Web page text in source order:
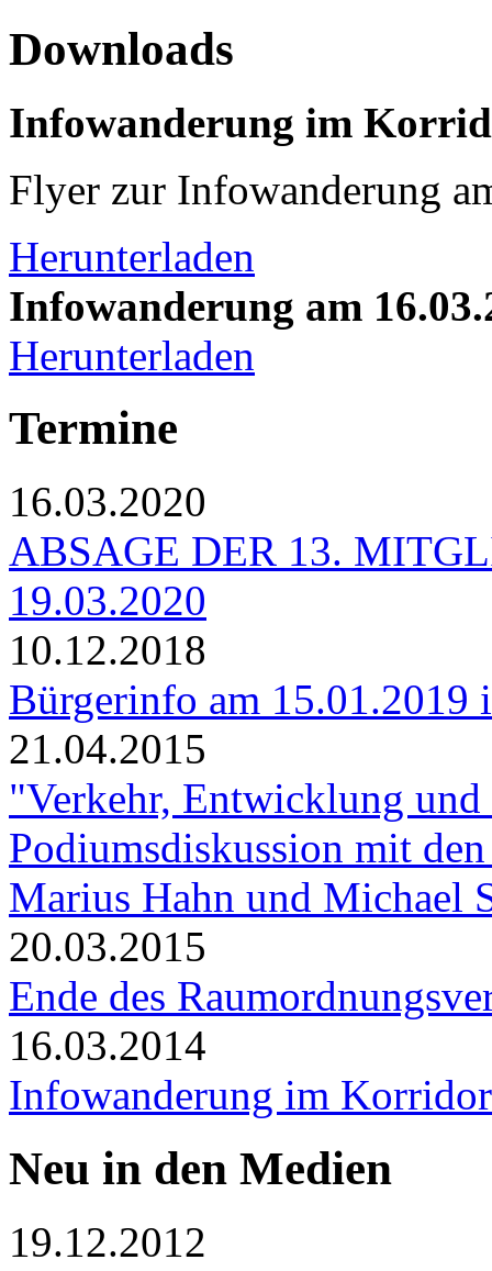
Downloads
Infowanderung im
Flyer zur Infowanderung
Herunterladen
Infowanderung am
Herunterladen
Termine
16.03.2020
ABSAGE DER 13.
19.03.2020
10.12.2018
Bürgerinfo am 15.01.2019
21.04.2015
"Verkehr, Entwicklung und
Podiumsdiskussion mit
Marius Hahn und Michael
20.03.2015
Ende des
16.03.2014
Infowanderung im
Neu in den Medien
19.12.2012